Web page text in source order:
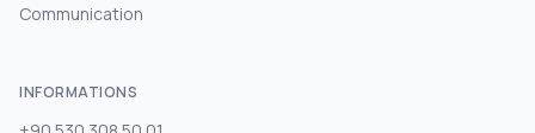
Communication
INFORMATIONS